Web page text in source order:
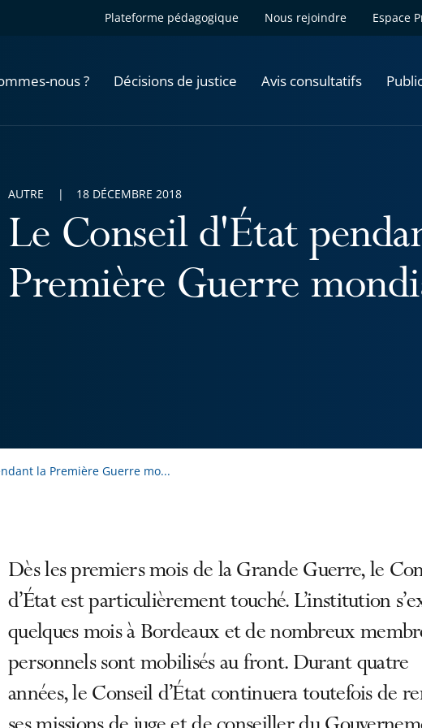
Plateforme pédagogique Nous rejoindre Espace
nous ? Décisions de justice Avis consultatifs
Le Conseil d'État
Première Guerre
AUTRE 18 DÉCEMBRE 2018
la Première Guerre mo...
Dès les premiers mois de la Grande Guerre, le
d’État est particulièrement touché. L’institution
quelques mois à Bordeaux et de nombreux
personnels sont mobilisés au front. Durant quatre
années, le Conseil d’État continuera toutefois de